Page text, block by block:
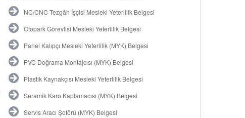
NC/CNC Tezgâh İşçisi Mesleki Yeterlilik Belgesi
Otopark Görevlisi Mesleki Yeterlilik Belgesi
Panel Kalıpçı Mesleki Yeterlilik (MYK) Belgesi
PVC Doğrama Montajcısı (MYK) Belgesi
Plastik Kaynakçısı Mesleki Yeterlilik Belgesi
Seramik Karo Kaplamacısı (MYK) Belgesi
Servis Aracı Şoförü (MYK) Belgesi